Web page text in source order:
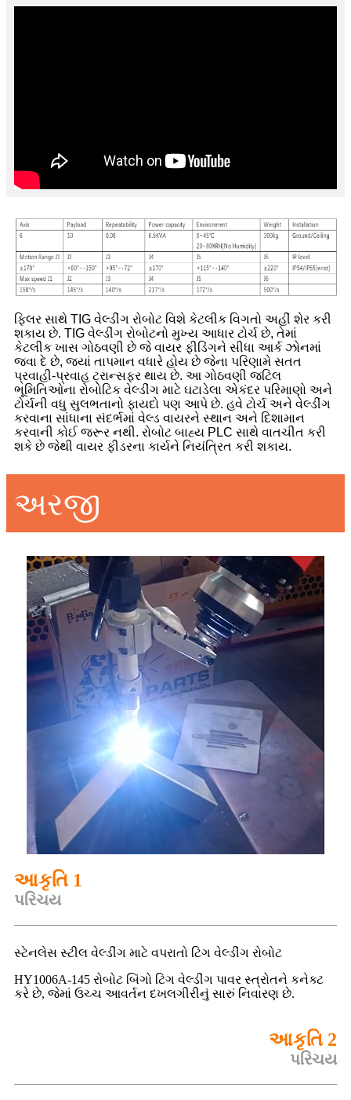
ફિલર સાથે TIG વેલ્ડીંગ રોબોટ વિશે કેટલીક વિગતો અહીં શેર કરી
શકાય છે. TIG વેલ્ડીંગ રોબોટનો મુખ્ય આધાર ટોર્ચ છે, તેમાં
કેટલીક ખાસ ગોઠવણી છે જે વાયર ફીડિંગને સીધા આર્ક ઝોનમાં
જવા દે છે, જ્યાં તાપમાન વધારે હોય છે જેના પરિણામે સતત
પ્રવાહી-પ્રવાહ ટ્રાન્સફર થાય છે. આ ગોઠવણી જટિલ
ભૂમિતિઓના રોબોટિક વેલ્ડીંગ માટે ઘટાડેલા એકંદર પરિમાણો અને
ટોર્ચની વધુ સુલભતાનો ફાયદો પણ આપે છે. હવે ટોર્ચ અને વેલ્ડીંગ
કરવાના સાંધાના સંદર્ભમાં વેલ્ડ વાયરને સ્થાન અને દિશામાન
કરવાની કોઈ જરૂર નથી. રોબોટ બાહ્ય PLC સાથે વાતચીત કરી
શકે છે જેથી વાયર ફીડરના કાર્યને નિયંત્રિત કરી શકાય.
અરજી
આકૃતિ 1
પરિચય
સ્ટેનલેસ સ્ટીલ વેલ્ડીંગ માટે વપરાતો ટિગ વેલ્ડીંગ રોબોટ
HY1006A-145 રોબોટ બિંગો ટિગ વેલ્ડીંગ પાવર સ્ત્રોતને કનેક્ટ
કરે છે, જેમાં ઉચ્ચ આવર્તન દખલગીરીનું સારું નિવારણ છે.
આકૃતિ 2
પરિચય